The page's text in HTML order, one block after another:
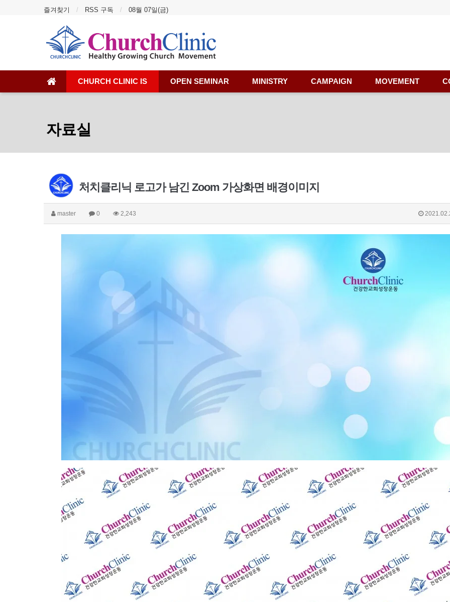
즐겨찾기 RSS 구독 08월 07일(금)
CHURCH CLINIC IS OPEN SEMINAR MINISTRY CAMPAIGN MOVEMENT
자료실
처치클리닉 로고가 남긴 Zoom 가상화면 배경이미지
master 0 2,243